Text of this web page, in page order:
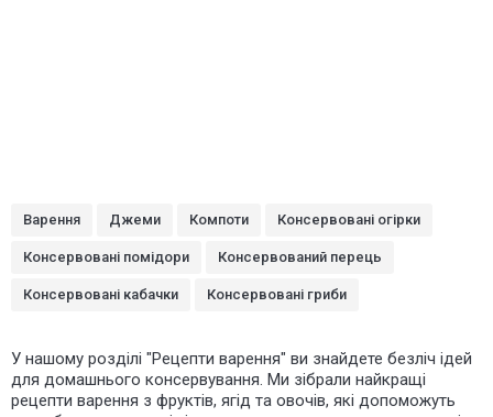
Варення Джеми Компоти Консервовані огірки
Консервовані помідори Консервований перець
Консервовані кабачки Консервовані гриби
У нашому розділі "Рецепти варення" ви знайдете безліч ідей
для домашнього консервування. Ми зібрали найкращі
рецепти варення з фруктів, ягід та овочів, які допоможуть